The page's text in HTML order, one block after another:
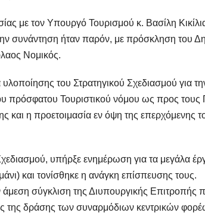
με τον Υπουργό Τουρισμού κ. Βασίλη
συνάντηση ήταν παρόν, με πρόσκληση του
Νομικός.
του Στρατηγικού Σχεδιασμού για
πρόσφατου Τουριστικού νόμου ως προς τους
και η προετοιμασία εν όψη της επερχόμενης
υπήρξε ενημέρωση για τα μεγάλα
και τονίσθηκε η ανάγκη επίσπευσης τους.
σύγκλιση της Διυπουργικής Επιτροπής
της δράσης των συναρμόδιων κεντρικών